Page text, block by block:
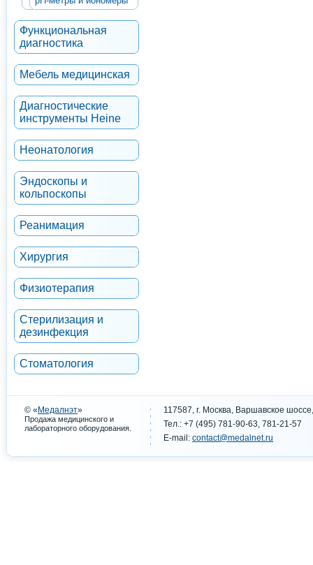
Функциональная
диагностика
Мебель медицинская
Диагностические
инструменты Heine
Неонатология
Эндоскопы и
кольпоскопы
Реанимация
Хирургия
Физиотерапия
Стерилизация и
дезинфекция
Стоматология
© « Медалнэт»
Продажа медицинского и
лабораторного оборудования.
117587, г. Москва, Варшавское
Тел.: +7 (495) 781-90-63, 781-21-57
E-mail: contact@medalnet.ru